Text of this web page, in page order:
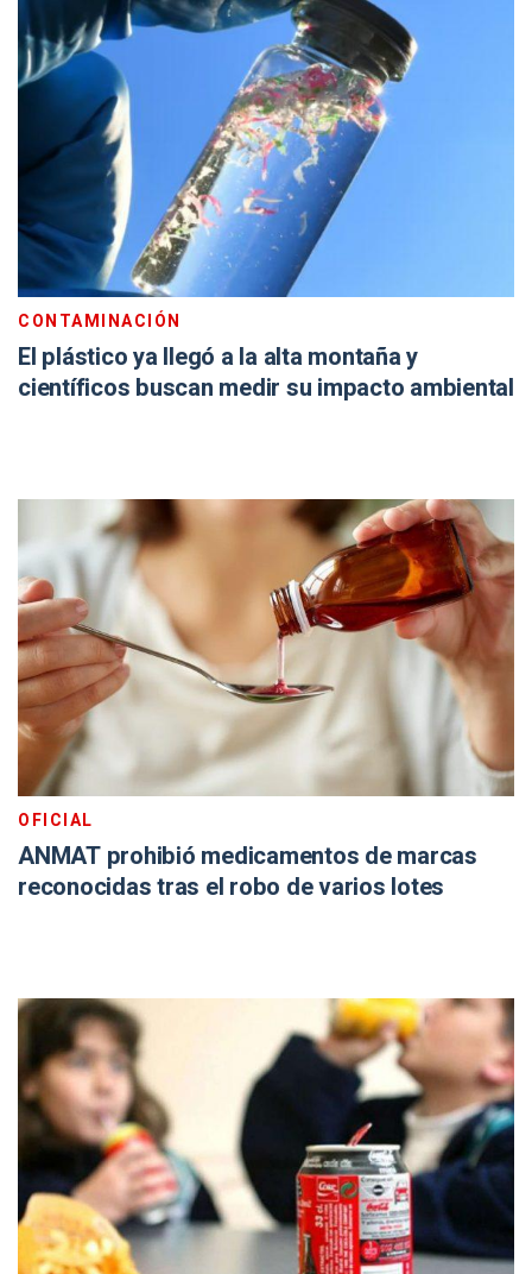
CONTAMINACIÓN
El plástico ya llegó a la alta montaña y
científicos buscan medir su impacto ambiental
OFICIAL
ANMAT prohibió medicamentos de marcas
reconocidas tras el robo de varios lotes